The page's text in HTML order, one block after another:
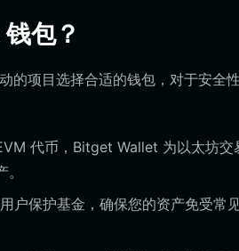
包？
的项目选择合适的钱包，对于安全
代币，Bitget Wallet 为以太坊交
户保护基金，确保您的资产免受常